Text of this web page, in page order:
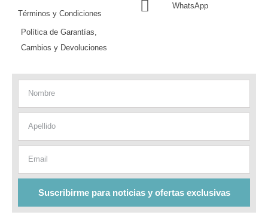
Términos y Condiciones
Política de Garantías,
Cambios y Devoluciones
WhatsApp
Suscribirme para noticias y ofertas exclusivas